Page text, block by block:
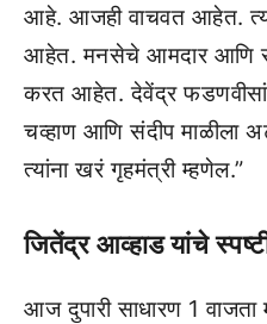
आहे. आजही वाचवत आहेत.
आहेत. मनसेचे आमदार आणि
करत आहेत. देवेंद्र
चव्हाण आणि संदीप माळीला
त्यांना खरं गृहमंत्री म्हणेल.”
जितेंद्र आव्हाड यांचे
आज दुपारी साधारण 1 वाजता